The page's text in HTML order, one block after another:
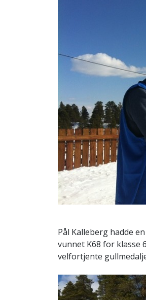
Pål Kalleberg hadde
vunnet K68 for klasse
velfortjente